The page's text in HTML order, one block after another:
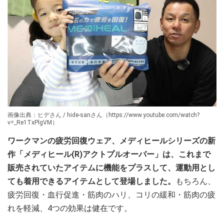
画像出典：ヒデさん / hide-sanさん（https://www.youtube.com/watch?
v=_Re1TxPlgVM）
ワークマンの疲労回復ウェア、メディヒールシリーズの新
作「メディヒール(R)アクトプルオーバー」は、これまで
販売されていたアイテムに機能をプラスして、運動用とし
ても着用できるアイテムとして登場しました。
もちろん、
疲労回復・血行促進・筋肉のハリ、コリの緩和・筋肉の疲
れを軽減、4つの効果は健在です。